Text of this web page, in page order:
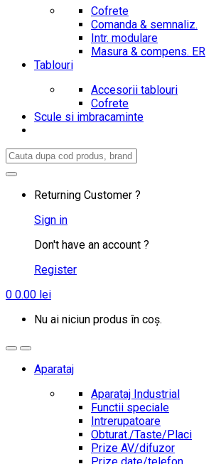
Cofrete
Comanda & semnaliz.
Intr. modulare
Masura & compens. ER
Tablouri
Accesorii tablouri
Cofrete
Scule si imbracaminte
Search
Returning Customer ?
Sign in
Don't have an account ?
Register
0 0.00 lei
Nu ai niciun produs în coș.
Aparataj
Aparataj Industrial
Functii speciale
Intrerupatoare
Obturat./Taste/Placi
Prize AV/difuzor